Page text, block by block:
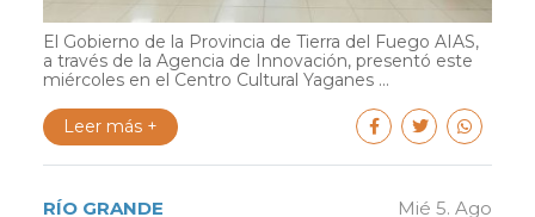
El Gobierno de la Provincia de Tierra del Fuego AIAS,
a través de la Agencia de Innovación, presentó este
miércoles en el Centro Cultural Yaganes ...
Leer más +
RÍO GRANDE Mié 5. Ago